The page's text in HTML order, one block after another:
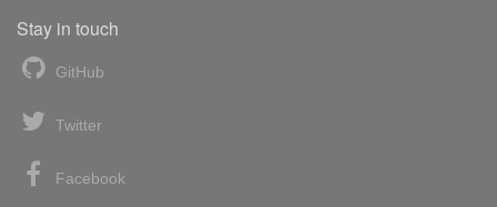
Stay in touch
GitHub
Twitter
Facebook